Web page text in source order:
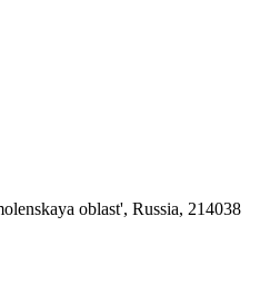
oblast', Russia, 214038